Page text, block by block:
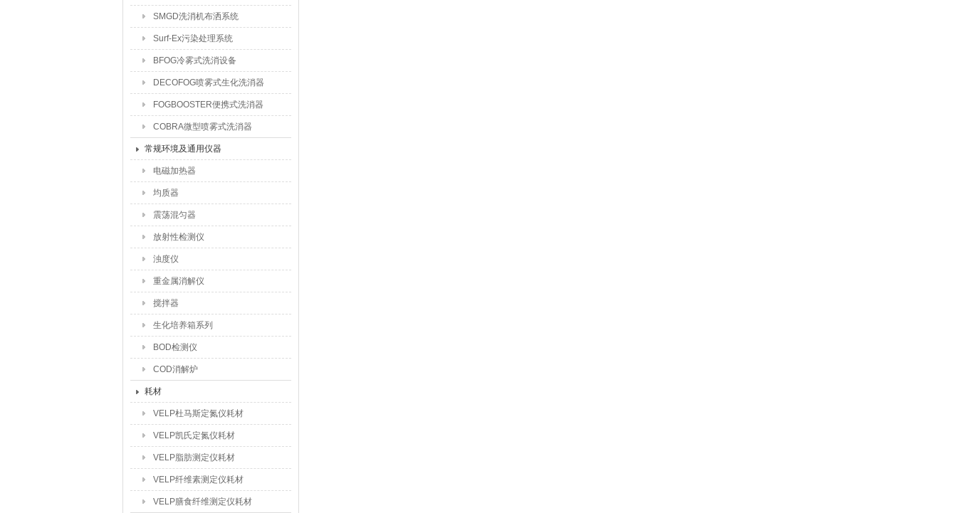
SMGD洗消机布洒系统
Surf-Ex污染处理系统
BFOG冷雾式洗消设备
DECOFOG喷雾式生化洗消器
FOGBOOSTER便携式洗消器
COBRA微型喷雾式洗消器
常规环境及通用仪器
电磁加热器
均质器
震荡混匀器
放射性检测仪
浊度仪
重金属消解仪
搅拌器
生化培养箱系列
BOD检测仪
COD消解炉
耗材
VELP杜马斯定氮仪耗材
VELP凯氏定氮仪耗材
VELP脂肪测定仪耗材
VELP纤维素测定仪耗材
VELP膳食纤维测定仪耗材